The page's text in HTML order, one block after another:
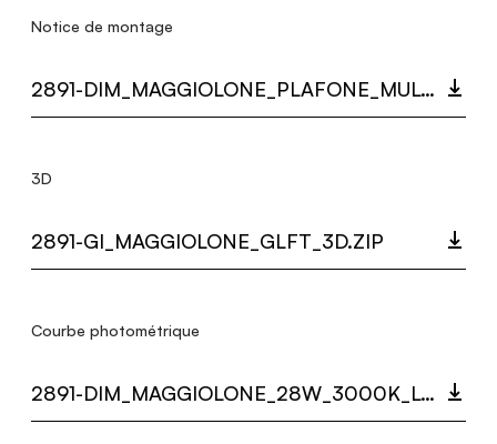
Notice de montage
2891-DIM_MAGGIOLONE_PLAFONE_MULTI_LANGUAGE_9355_INST.PDF
3D
2891-GI_MAGGIOLONE_GLFT_3D.ZIP
Courbe photométrique
2891-DIM_MAGGIOLONE_28W_3000K_LC.ZIP